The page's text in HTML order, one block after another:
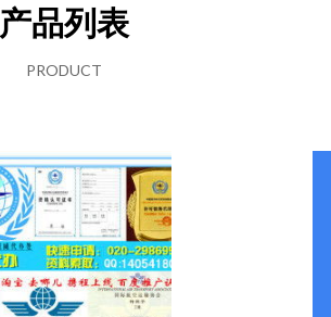
产品列表
PRODUCT